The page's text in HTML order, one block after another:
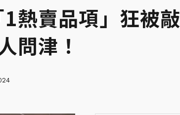
熱賣品項」狂被敲
問津！